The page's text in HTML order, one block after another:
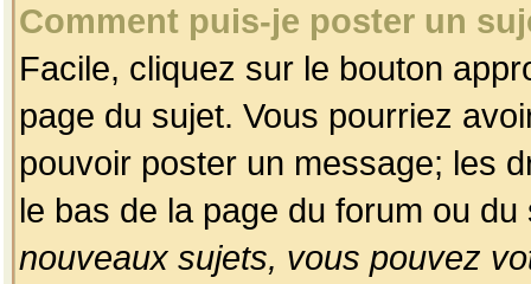
Comment puis-je poster un
Facile, cliquez sur le bouton
page du sujet. Vous pourriez
pouvoir poster un message; les
le bas de la page du forum ou
nouveaux sujets, vous pouvez